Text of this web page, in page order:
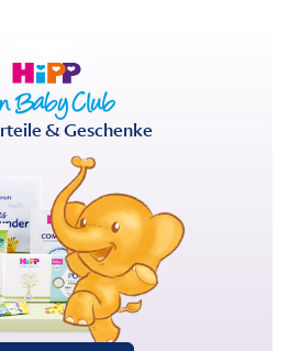
& Geschenke